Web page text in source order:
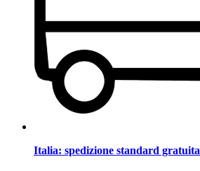
Italia: spedizione standard gratuita